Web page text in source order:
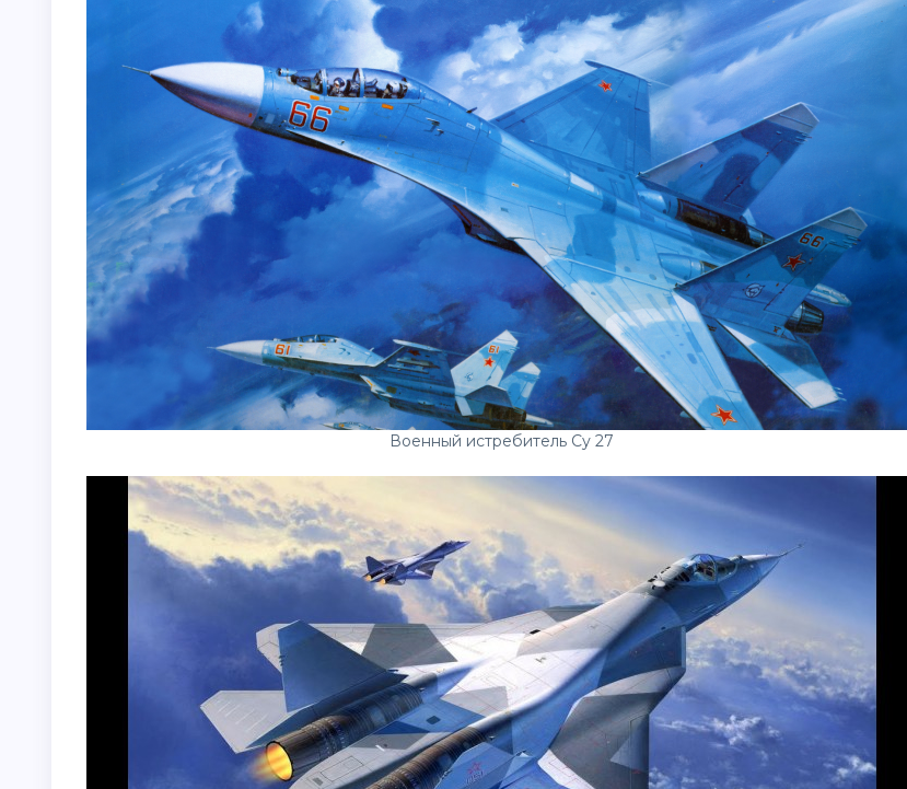
Военный истребитель Су 27